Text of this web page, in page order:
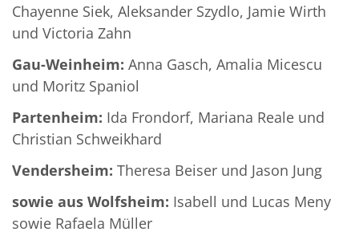
Chayenne Siek, Aleksander Szydlo, Jamie Wirth
und Victoria Zahn
Gau-Weinheim: Anna Gasch, Amalia Micescu
und Moritz Spaniol
Partenheim: Ida Frondorf, Mariana Reale und
Christian Schweikhard
Vendersheim: Theresa Beiser und Jason Jung
sowie aus Wolfsheim: Isabell und Lucas Meny
sowie Rafaela Müller